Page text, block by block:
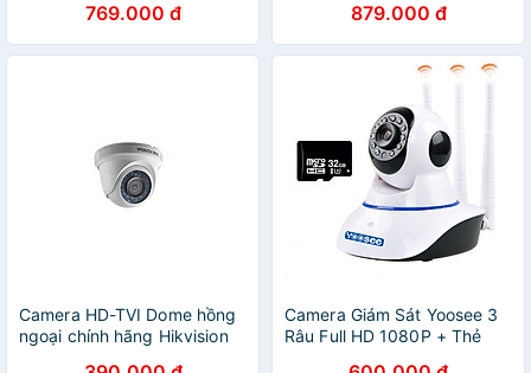
Đêm, Chống ngược sáng,
Chống nước, Hồng ngoại
30m ,.-Hàng chính hãng
769.000 đ
lên đến 20m, chống bụi
nước ,.-Hàng chính hãng
879.000 đ
Camera HD-TVI Dome hồng
ngoại chính hãng Hikvision
Camera Giám Sát Yoosee 3
Râu Full HD 1080P + Thẻ